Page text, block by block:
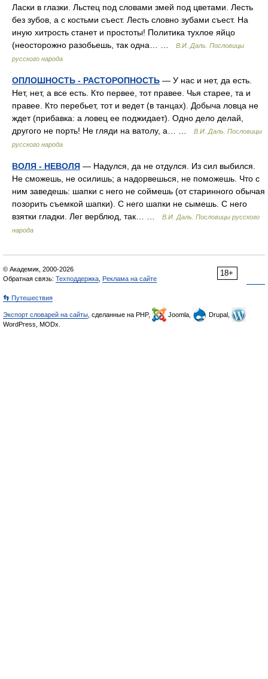
Ласки в глазки. Льстец под словами змей под цветами. Лесть
без зубов, а с костьми съест. Лесть словно зубами съест. На
иную хитрость станет и простоты! Политика тухлое яйцо
(неосторожно разобьешь, так одна… …
В.И. Даль. Пословицы
русского народа
ОПЛОШНОСТЬ - РАСТОРОПНОСТЬ — У нас и нет, да есть.
Нет, нет, а все есть. Кто первее, тот правее. Чья старее, та и
правее. Кто перебьет, тот и ведет (в танцах). Добыча ловца не
ждет (прибавка: а ловец ее поджидает). Одно дело делай,
другого не порть! Не гляди на ватолу, а… …
В.И. Даль. Пословицы
русского народа
ВОЛЯ - НЕВОЛЯ — Надулся, да не отдулся. Из сил выбился.
Не сможешь, не осилишь; а надорвешься, не поможешь. Что с
ним заведешь: шапки с него не соймешь (от старинного обычая
позорить съемкой шапки). С него шапки не сымешь. С него
взятки гладки. Лег верблюд, так… …
В.И. Даль. Пословицы русского
народа
18+
© Академик, 2000-2026
Обратная связь: Техподдержка Реклама на сайте
👣 Путешествия
Экспорт словарей на сайты , сделанные на PHP, Joomla,
Drupal,
WordPress, MODx.